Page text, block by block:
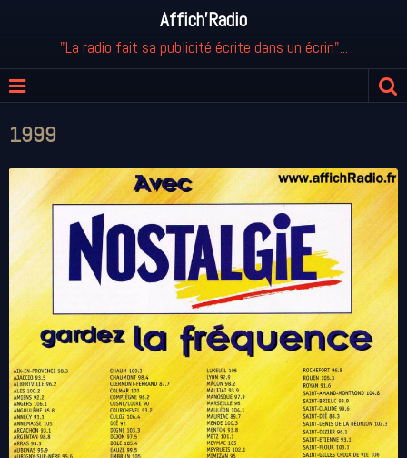
Affich'Radio
"La radio fait sa publicité écrite dans un écrin"...
1999